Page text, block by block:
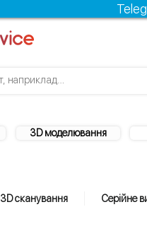
3D моделювання
3D сканування Серійне